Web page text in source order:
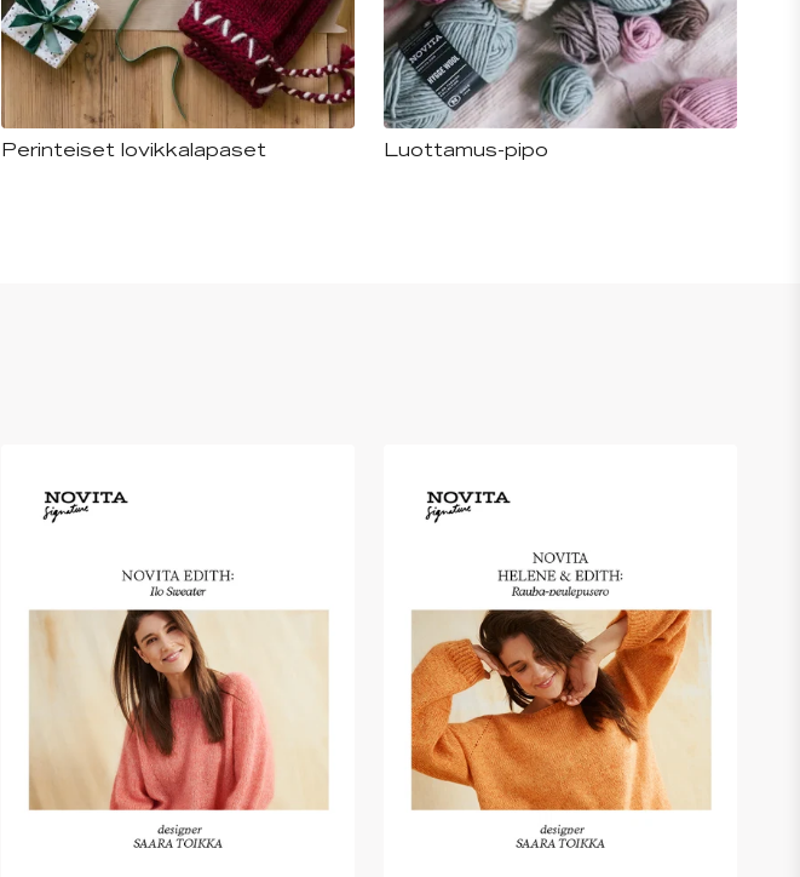
Perinteiset lovikkalapaset Luottamus-pipo